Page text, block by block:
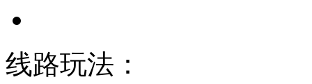
线路玩法：